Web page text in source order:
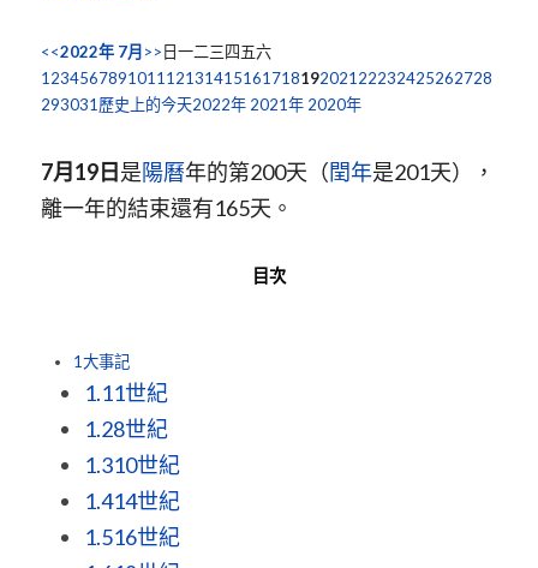
<<2022年 7月 >> 日一二三四五六
1 234567891011 12131415161718192021 22232425262728
293031 歷史上的今天2022年 2021年 2020年
7月19日 是陽曆年的第200天（閏年是201天），
離一年的結束還有165天。
目次
1大事記
1.11世紀
1.28世紀
1.310世紀
1.414世紀
1.516世紀